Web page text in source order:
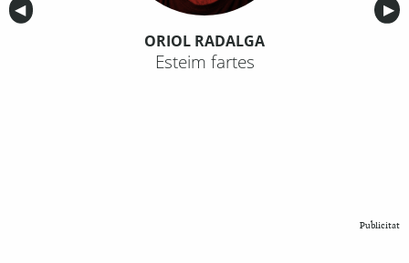
Anterior
◀︎ ▶︎
ORIOL RADALGA
Esteim fartes
Publicitat